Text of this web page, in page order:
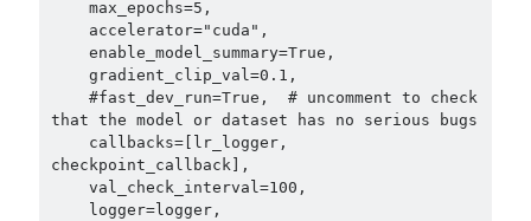
that the model or dataset has no serious bugs
checkpoint_callback],